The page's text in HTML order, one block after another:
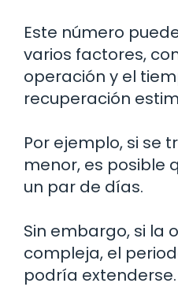
Este número
varios factores,
operación y el
recuperación
Por ejemplo, si se
menor, es posible
un par de días.
Sin embargo, si la
compleja, el
podría extenderse.